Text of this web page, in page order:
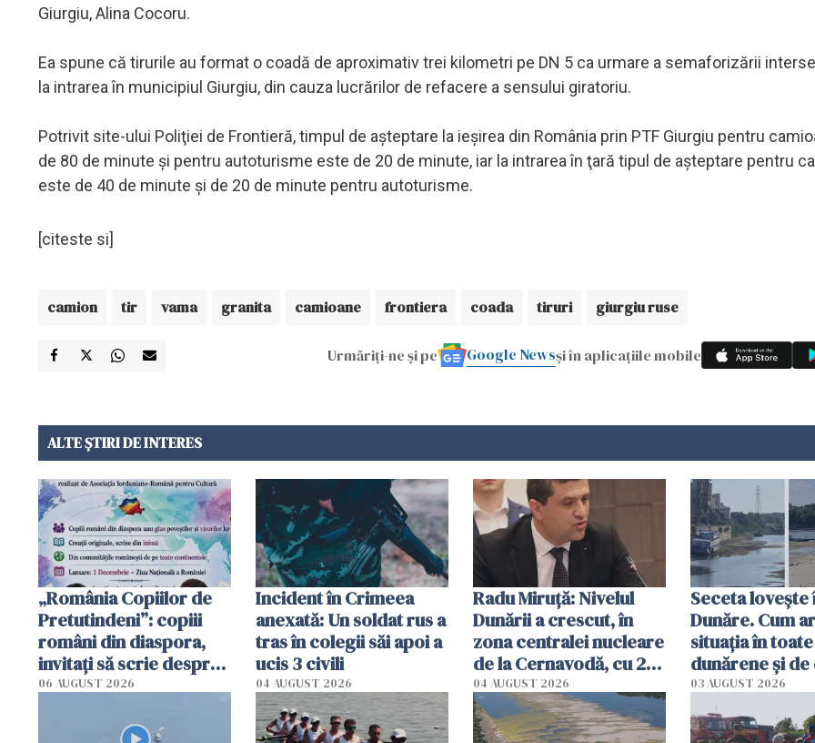
Giurgiu, Alina Cocoru.
Ea spune că tirurile au format o coadă de aproximativ trei kilometri pe DN 5 ca urmare a semaforizării
la intrarea în municipiul Giurgiu, din cauza lucrărilor de refacere a sensului giratoriu.
Potrivit site-ului Poliţiei de Frontieră, timpul de aşteptare la ieşirea din România prin PTF Giurgiu pentru
de 80 de minute şi pentru autoturisme este de 20 de minute, iar la intrarea în ţară tipul de aşteptare pentru
este de 40 de minute şi de 20 de minute pentru autoturisme.
[citeste si]
camion tir vama granita camioane frontiera coada tiruri giurgiu ruse
Urmăriți-ne și pe Google Newsși în aplicațiile mobile
ALTE ȘTIRI DE INTERES
„România Copiilor de
Pretutindeni”: copiii
români din diaspora,
invitați să scrie despre
România într-un volum
06 AUGUST 2026
Incident în Crimeea
anexată: Un soldat rus a
tras în colegii săi apoi a
ucis 3 civili
04 AUGUST 2026
Radu Miruţă: Nivelul
Dunării a crescut, în
zona centralei nucleare
de la Cernavodă, cu 2
cm faţă de ziua trecută
04 AUGUST 2026
Seceta
Dunăre. Cum
situația în
dunărene și de
România
efectele, deși a
în iulie
03 AUGUST 2026